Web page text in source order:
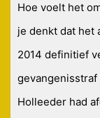
Hoe voelt het
je denkt dat het
2014 definitief
Holleeder had